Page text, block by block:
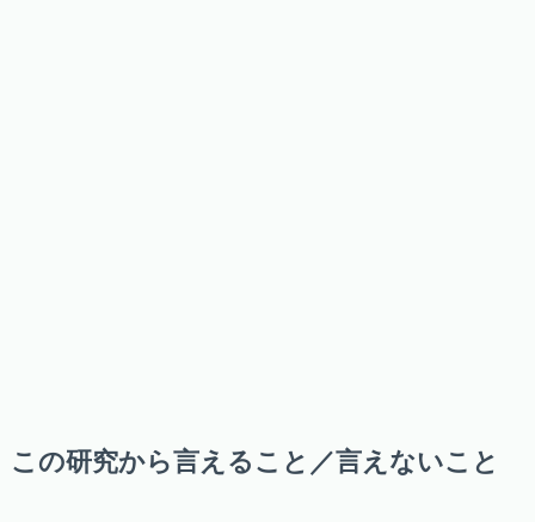
この研究から言えること／言えないこと